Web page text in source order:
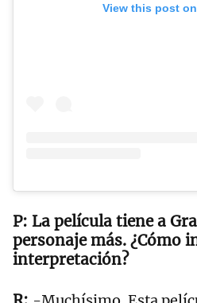
View this post
La película tiene a
personaje más. ¿Cómo
interpretación?